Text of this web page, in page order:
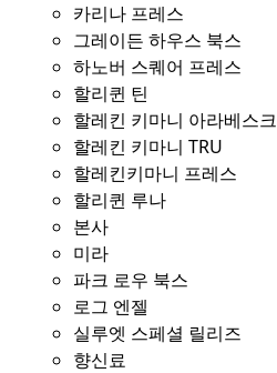
카리나 프레스
그레이든 하우스 북스
하노버 스퀘어 프레스
할리퀸 틴
할레킨 키마니 아라베스크
할레킨 키마니 TRU
할레킨키마니 프레스
할리퀸 루나
본사
미라
파크 로우 북스
로그 엔젤
실루엣 스페셜 릴리즈
향신료